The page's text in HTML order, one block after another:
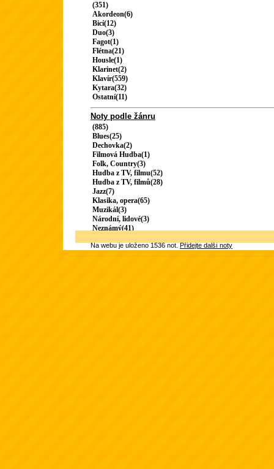
(351)
Akordeon(6)
Bicí(12)
Duo(3)
Fagot(1)
Flétna(21)
Housle(1)
Klarinet(2)
Klavír(559)
Kytara(32)
Ostatní(11)
Noty podle žánru
(885)
Blues(25)
Dechovka(2)
Filmová Hudba(1)
Folk, Country(3)
Hudba z TV, filmu(52)
Hudba z TV, filmů(28)
Jazz(7)
Klasika, opera(65)
Muzikál(3)
Národní, lidové(3)
Neznámý(41)
Na webu je uloženo 1536 not.Přidejte další noty